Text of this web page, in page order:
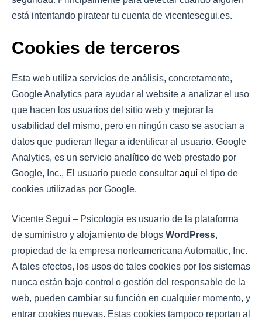
está intentando piratear tu cuenta de vicentesegui.es.
Cookies de terceros
Esta web utiliza servicios de análisis, concretamente,
Google Analytics para ayudar al website a analizar el uso
que hacen los usuarios del sitio web y mejorar la
usabilidad del mismo, pero en ningún caso se asocian a
datos que pudieran llegar a identificar al usuario. Google
Analytics, es un servicio analítico de web prestado por
Google, Inc., El usuario puede consultar aquí el tipo de
cookies utilizadas por Google.
Vicente Seguí – Psicología es usuario de la plataforma
de suministro y alojamiento de blogs WordPress,
propiedad de la empresa norteamericana Automattic, Inc.
A tales efectos, los usos de tales cookies por los sistemas
nunca están bajo control o gestión del responsable de la
web, pueden cambiar su función en cualquier momento, y
entrar cookies nuevas. Estas cookies tampoco reportan al